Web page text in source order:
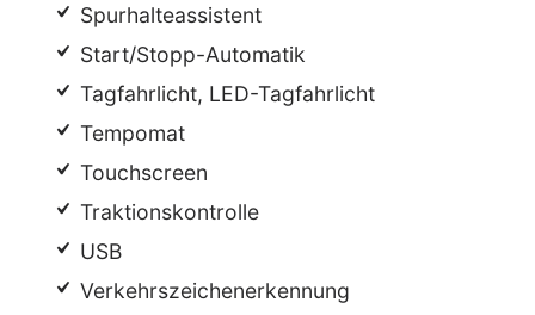
Spurhalteassistent
Start/Stopp-Automatik
Tagfahrlicht, LED-Tagfahrlicht
Tempomat
Touchscreen
Traktionskontrolle
USB
Verkehrszeichenerkennung